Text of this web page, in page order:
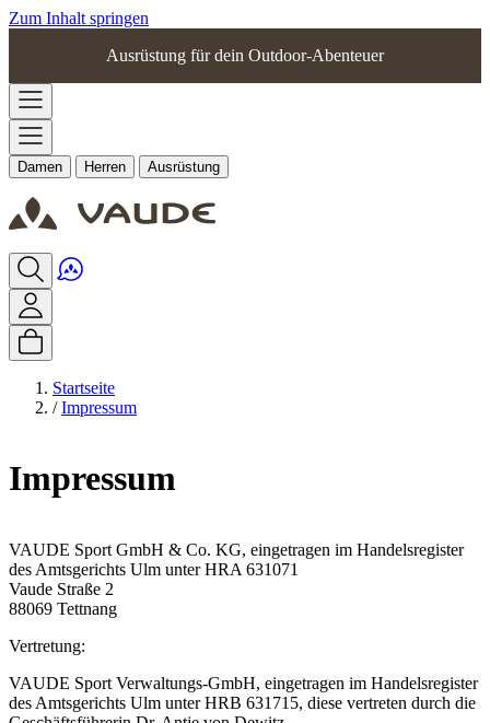
Zum Inhalt springen
Ausrüstung für dein Outdoor-Abenteuer
Damen Herren Ausrüstung
Startseite
/ Impressum
Impressum
VAUDE Sport GmbH & Co. KG, eingetragen im Handelsregister
des Amtsgerichts Ulm unter HRA 631071
Vaude Straße 2
88069 Tettnang
Vertretung:
VAUDE Sport Verwaltungs-GmbH, eingetragen im Handelsregister
des Amtsgerichts Ulm unter HRB 631715, diese vertreten durch die